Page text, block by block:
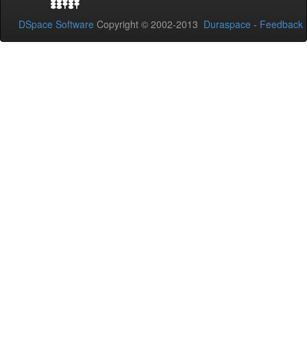
DSpace Software Copyright © 2002-2013 Duraspace - Feedback